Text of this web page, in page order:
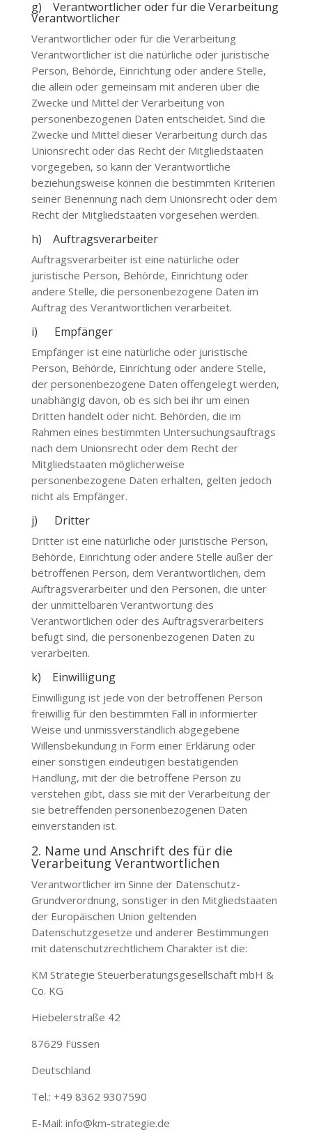
g) Verantwortlicher oder für die Verarbeitung
Verantwortlicher
Verantwortlicher oder für die Verarbeitung
Verantwortlicher ist die natürliche oder juristische
Person, Behörde, Einrichtung oder andere Stelle,
die allein oder gemeinsam mit anderen über die
Zwecke und Mittel der Verarbeitung von
personenbezogenen Daten entscheidet. Sind die
Zwecke und Mittel dieser Verarbeitung durch das
Unionsrecht oder das Recht der Mitgliedstaaten
vorgegeben, so kann der Verantwortliche
beziehungsweise können die bestimmten Kriterien
seiner Benennung nach dem Unionsrecht oder dem
Recht der Mitgliedstaaten vorgesehen werden.
h) Auftragsverarbeiter
Auftragsverarbeiter ist eine natürliche oder
juristische Person, Behörde, Einrichtung oder
andere Stelle, die personenbezogene Daten im
Auftrag des Verantwortlichen verarbeitet.
i) Empfänger
Empfänger ist eine natürliche oder juristische
Person, Behörde, Einrichtung oder andere Stelle,
der personenbezogene Daten offengelegt werden,
unabhängig davon, ob es sich bei ihr um einen
Dritten handelt oder nicht. Behörden, die im
Rahmen eines bestimmten Untersuchungsauftrags
nach dem Unionsrecht oder dem Recht der
Mitgliedstaaten möglicherweise
personenbezogene Daten erhalten, gelten jedoch
nicht als Empfänger.
j) Dritter
Dritter ist eine natürliche oder juristische Person,
Behörde, Einrichtung oder andere Stelle außer der
betroffenen Person, dem Verantwortlichen, dem
Auftragsverarbeiter und den Personen, die unter
der unmittelbaren Verantwortung des
Verantwortlichen oder des Auftragsverarbeiters
befugt sind, die personenbezogenen Daten zu
verarbeiten.
k) Einwilligung
Einwilligung ist jede von der betroffenen Person
freiwillig für den bestimmten Fall in informierter
Weise und unmissverständlich abgegebene
Willensbekundung in Form einer Erklärung oder
einer sonstigen eindeutigen bestätigenden
Handlung, mit der die betroffene Person zu
verstehen gibt, dass sie mit der Verarbeitung der
sie betreffenden personenbezogenen Daten
einverstanden ist.
2. Name und Anschrift des für die
Verarbeitung Verantwortlichen
Verantwortlicher im Sinne der Datenschutz-
Grundverordnung, sonstiger in den Mitgliedstaaten
der Europäischen Union geltenden
Datenschutzgesetze und anderer Bestimmungen
mit datenschutzrechtlichem Charakter ist die:
KM Strategie Steuerberatungsgesellschaft mbH &
Co. KG
Hiebelerstraße 42
87629 Füssen
Deutschland
Tel.: +49 8362 9307590
E-Mail: info@km-strategie.de